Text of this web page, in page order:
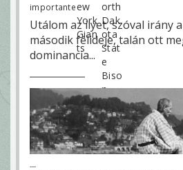
importante
Utálom az ilyet, szóval irány
második félideje, talán ott
dominancia...
---